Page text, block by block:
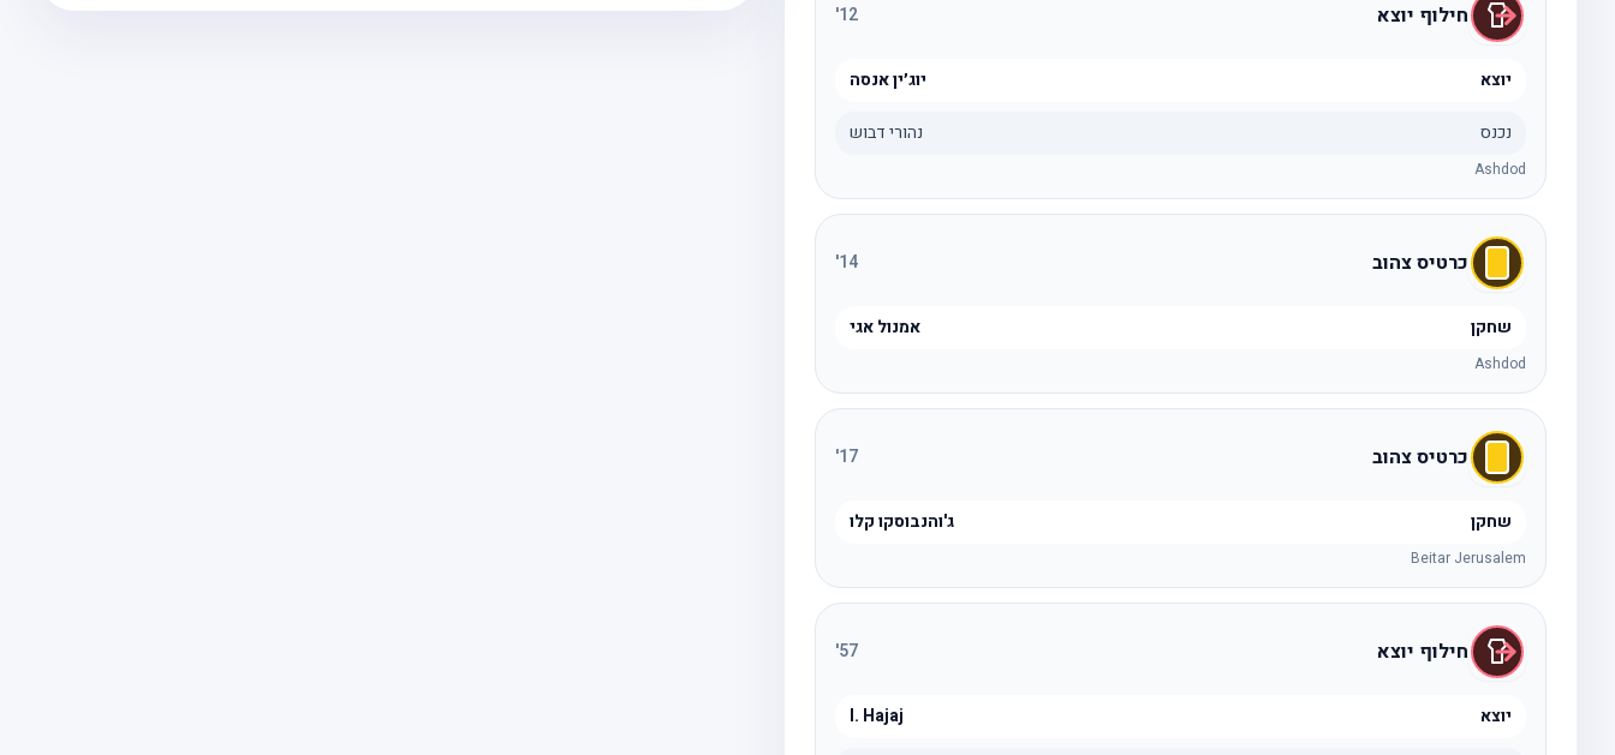
חילוף יוצא 12
'
יוצא יוג׳ין אנסה
נכנס נהורי דבוש
Ashdod
כרטיס צהוב 14
'
שחקן אמנול אגי
Ashdod
כרטיס צהוב 17
'
שחקן ג'והנבוסקו קלו
Beitar Jerusalem
חילוף יוצא 57
'
יוצא I. Hajaj